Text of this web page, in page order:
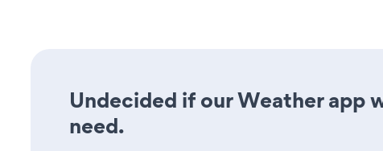
Undecided if our Weather app
need.